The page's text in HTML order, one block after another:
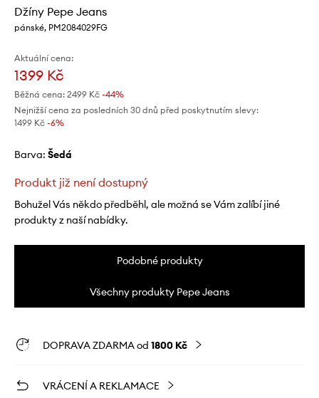
Džíny Pepe Jeans
pánské, PM2084029FG
Aktuální cena:
1399 Kč
Běžná cena: 2499 Kč -44%
Nejnižší cena za posledních 30 dnů před poskytnutím slevy:
1499 Kč -6%
Barva: šedá
Produkt již není dostupný
Bohužel Vás někdo předběhl, ale možná se Vám zalíbí jiné
produkty z naší nabídky.
Podobné produkty
Všechny produkty Pepe Jeans
DOPRAVA ZDARMA od 1800 Kč
VRÁCENÍ A REKLAMACE